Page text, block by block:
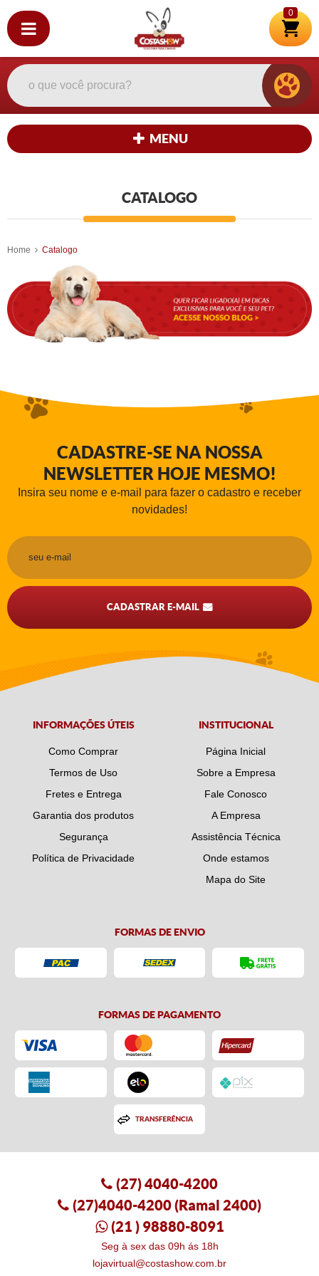
0
MENU
CATALOGO
Home Catalogo
CADASTRE-SE NA NOSSA
NEWSLETTER HOJE MESMO!
Insira seu nome e e-mail para fazer o cadastro e receber
novidades!
CADASTRAR E-MAIL
INFORMAÇÕES ÚTEIS
Como Comprar
Termos de Uso
Fretes e Entrega
Garantia dos produtos
Segurança
Política de Privacidade
INSTITUCIONAL
Página Inicial
Sobre a Empresa
Fale Conosco
A Empresa
Assistência Técnica
Onde estamos
Mapa do Site
FORMAS DE ENVIO
FORMAS DE PAGAMENTO
(27)4040-4200
(27)4040-4200(Ramal 2400)
(21 ) 98880-8091
Seg à sex das 09h ás 18h
lojavirtual@costashow.com.br